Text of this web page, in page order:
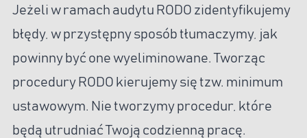
Jeżeli w ramach audytu RODO zidentyfikujemy
błędy, w przystępny sposób tłumaczymy, jak
powinny być one wyeliminowane. Tworząc
procedury RODO kierujemy się tzw. minimum
ustawowym. Nie tworzymy procedur, które
będą utrudniać Twoją codzienną pracę.